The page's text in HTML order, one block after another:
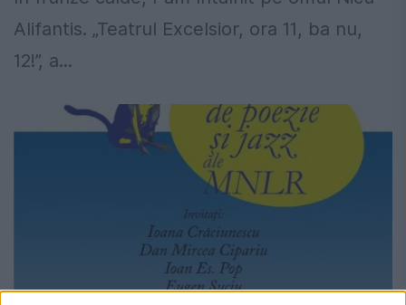
Alifantis. „Teatrul Excelsior, ora 11, ba nu,
12!”, a...